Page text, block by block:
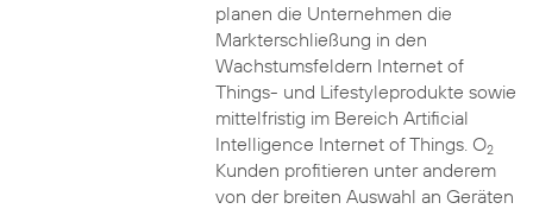
planen die Unternehmen die
Markterschließung in den
Wachstumsfeldern Internet of
Things- und Lifestyleprodukte sowie
mittelfristig im Bereich Artificial
Intelligence Internet of Things. O2
Kunden profitieren unter anderem
von der breiten Auswahl an Geräten